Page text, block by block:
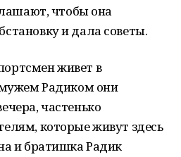
чтобы она
и дала советы.
живет в
Радиком они
частенько
которые живут здесь
и братишка Радик